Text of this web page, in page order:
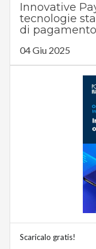
Innovative
tecnologie
di pagamento
04 Giu 2025
Scaricalo gratis!